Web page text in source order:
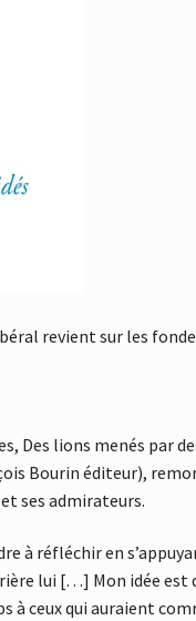
revient sur les
Des lions menés par
Bourin éditeur),
ses admirateurs.
à réfléchir en
lui […] Mon idée
à ceux qui auraient